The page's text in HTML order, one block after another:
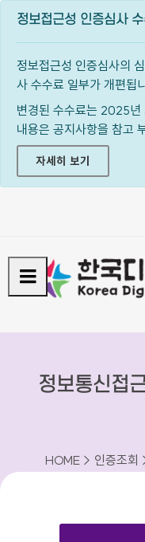
정보접근성 인증심사
정보접근성 인증심사의
사 수수료 일부가 개편됩
변경된 수수료는 2025년
내용은 공지사항을 참고
자세히 보기
정보통신접
HOME > 인증조회